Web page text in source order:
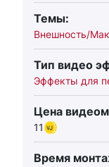
Темы:
Внешность/
Тип видео
Эффекты для
Цена
11
Время